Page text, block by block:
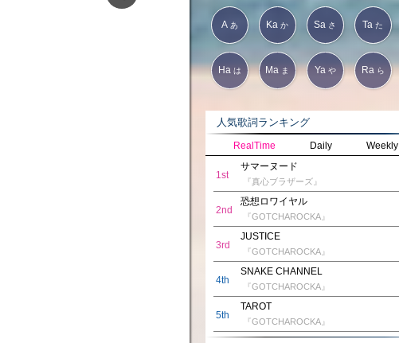
A あ Ka か Sa さ Ta た
Ha は Ma ま Ya や Ra ら
人気歌詞ランキング
RealTime Daily Weekly
1st
サマーヌード
『真心ブラザーズ』
2nd
恐想ロワイヤル
『GOTCHAROCKA』
3rd
JUSTICE
『GOTCHAROCKA』
4th
SNAKE CHANNEL
『GOTCHAROCKA』
5th
TAROT
『GOTCHAROCKA』